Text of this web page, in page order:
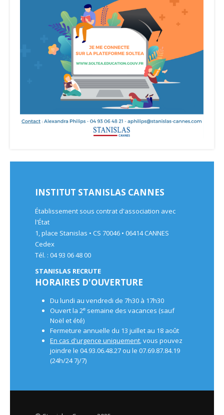
INSTITUT STANISLAS CANNES
Établissement sous contrat d'association avec
l'État
1, place Stanislas • CS 70046 • 06414 CANNES
Cedex
Tél. : 04 93 06 48 00
STANISLAS RECRUTE
HORAIRES D'OUVERTURE
Du lundi au vendredi de 7h30 à 17h30
Ouvert la 2e semaine des vacances (sauf
Noël et été)
Fermeture annuelle du 13 juillet au 18 août
En cas d'urgence uniquement, vous pouvez
joindre le 04.93.06.48.27 ou le 07.69.87.84.19
(24h/24 7j/7)